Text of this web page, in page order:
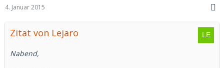
4. Januar 2015
Zitat von Lejaro
Nabend,